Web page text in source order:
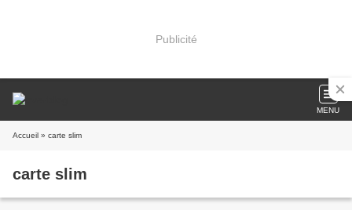
Publicité
MENU
Accueil » carte slim
carte slim